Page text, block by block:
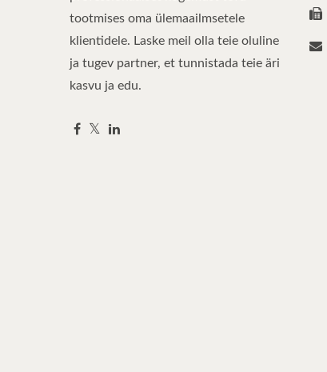
tootmises oma ülemaailmsetele
klientidele. Laske meil olla teie oluline
ja tugev partner, et tunnistada teie äri
kasvu ja edu.